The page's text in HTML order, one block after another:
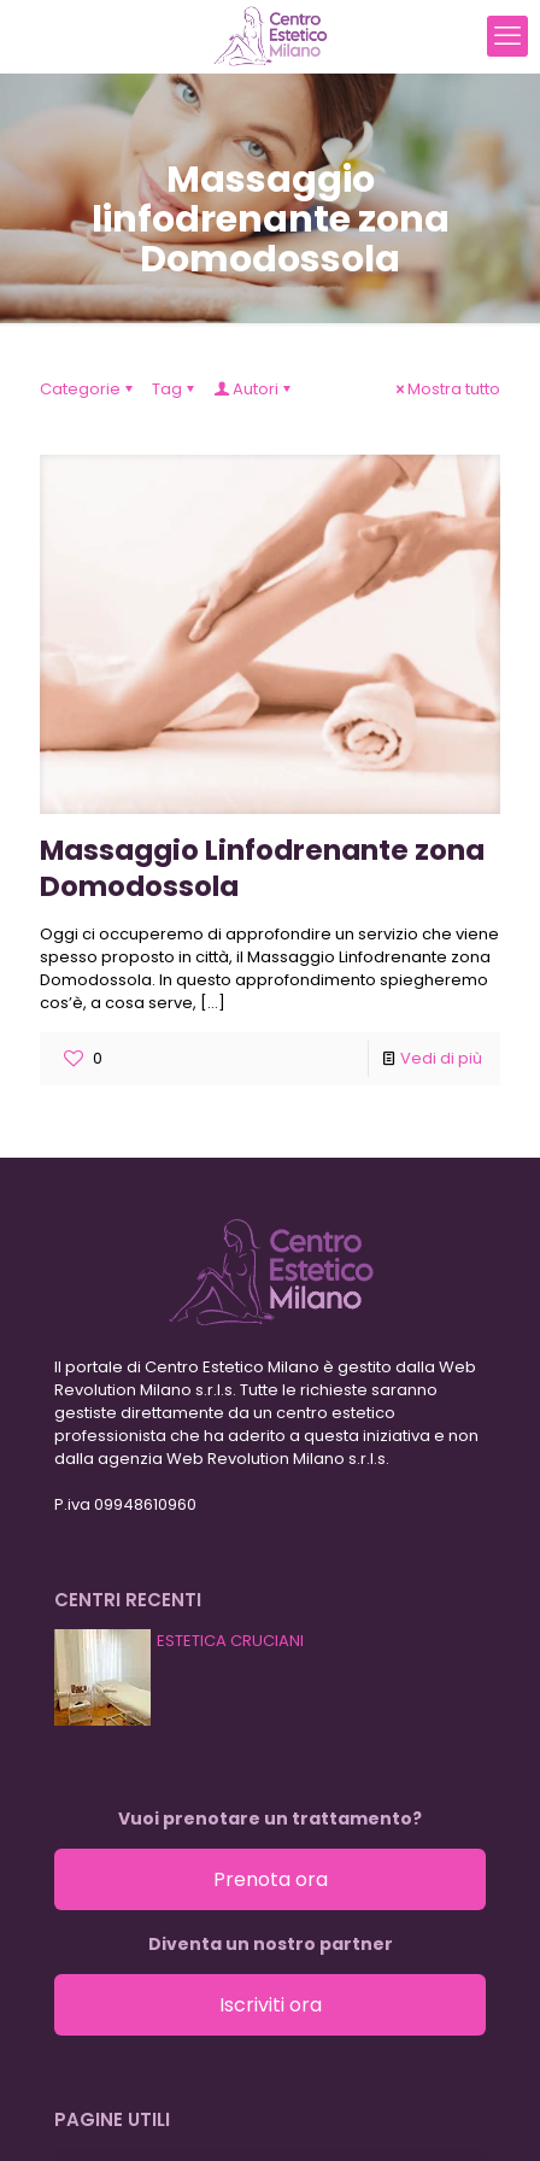
Massaggio
linfodrenante zona
Domodossola
Categorie Tag Autori Mostra tutto
Massaggio Linfodrenante zona
Domodossola
Oggi ci occuperemo di approfondire un servizio che viene
spesso proposto in città, il Massaggio Linfodrenante zona
Domodossola. In questo approfondimento spiegheremo
cos’è, a cosa serve, […]
0 Vedi di più
Il portale di Centro Estetico Milano è gestito dalla Web
Revolution Milano s.r.l.s. Tutte le richieste saranno
gestiste direttamente da un centro estetico
professionista che ha aderito a questa iniziativa e non
dalla agenzia Web Revolution Milano s.r.l.s.
P.iva 09948610960
CENTRI RECENTI
ESTETICA CRUCIANI
Vuoi prenotare un trattamento?
Prenota ora
Diventa un nostro partner
Iscriviti ora
PAGINE UTILI